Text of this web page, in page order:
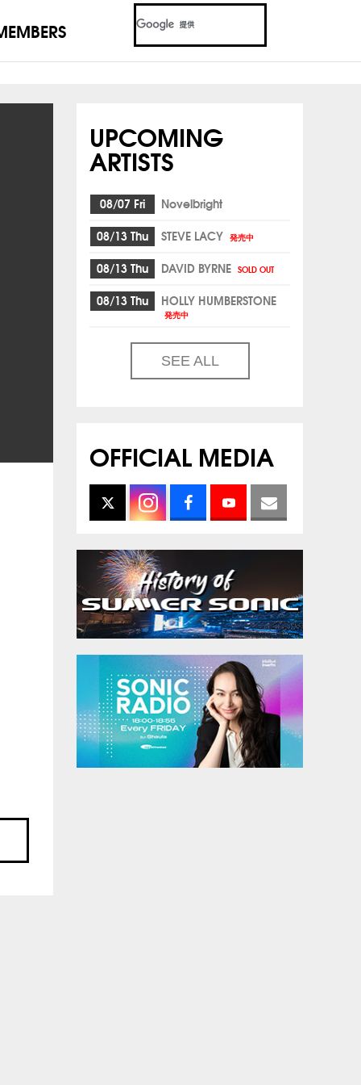
UPCOMING
ARTISTS
08/07 Fri
Novelbright
08/13 Thu
STEVE LACY 発売中
08/13 Thu DAVID BYRNE SOLD OUT
08/13 Thu HOLLY HUMBERSTONE
発売中
SEE ALL
OFFICIAL MEDIA